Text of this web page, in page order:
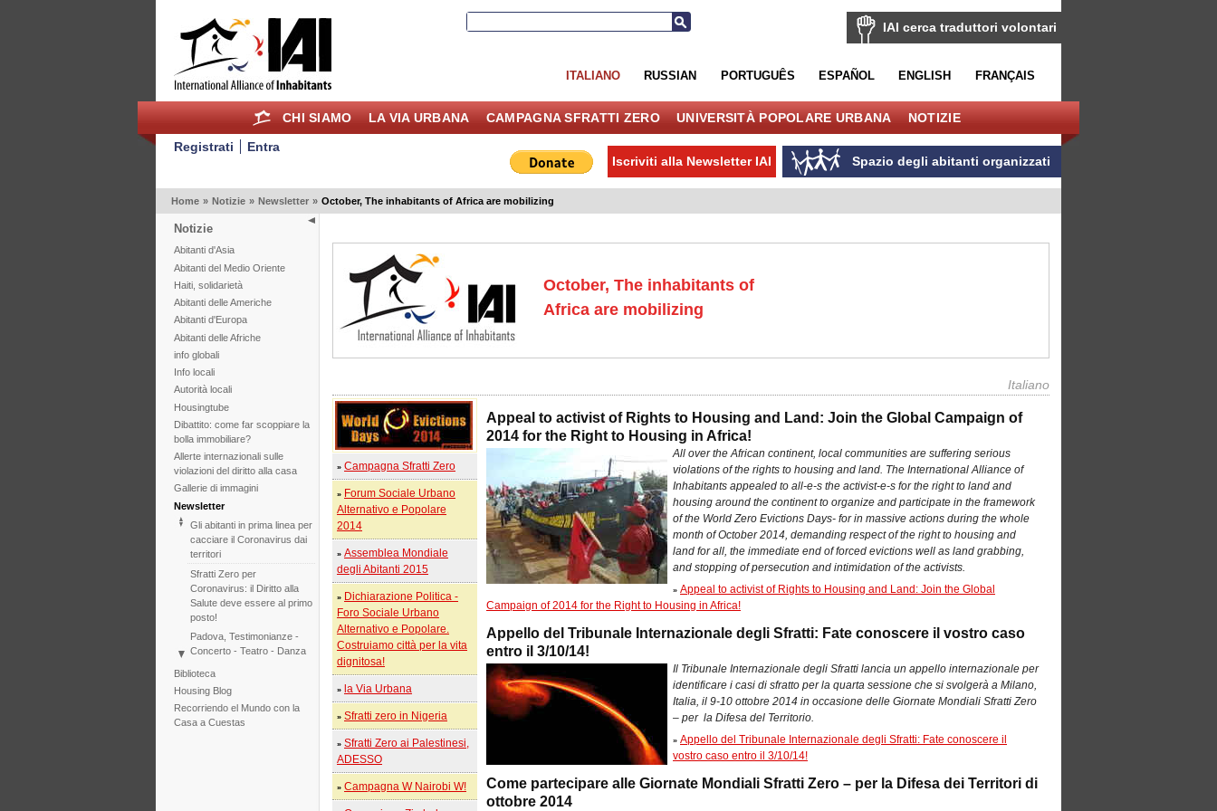
IAI cerca traduttori volontari
ITALIANO RUSSIAN PORTUGUÊS ESPAÑOL ENGLISH FRANÇAIS
CHI SIAMO LA VIA URBANA CAMPAGNA SFRATTI ZERO UNIVERSITÀ POPOLARE URBANA NOTIZIE
Registrati
Entra
Spazio degli abitanti organizzati
Iscriviti alla Newsletter IAI
Home » Notizie » Newsletter » October, The inhabitants of Africa are mobilizing
Notizie
Abitanti d'Asia
Abitanti del Medio Oriente
Haiti, solidarietà
Abitanti delle Americhe
Abitanti d'Europa
Abitanti delle Afriche
info globali
Info locali
Autorità locali
Housingtube
Dibattito: come far scoppiare la
bolla immobiliare?
Allerte internazionali sulle
violazioni del diritto alla casa
Gallerie di immagini
Newsletter
Gli abitanti in prima linea per
cacciare il Coronavirus dai
territori
Sfratti Zero per
Coronavirus: il Diritto alla
Salute deve essere al primo
posto!
Padova, Testimonianze -
Concerto - Teatro - Danza
del diritto alla casa
COP25 il Tribunale
Internazionale degli Sfratti
Biblioteca
Housing Blog
Recorriendo el Mundo con la
Casa a Cuestas
October, The inhabitants of
Africa are mobilizing
Italiano
»Campagna Sfratti Zero
» Forum Sociale Urbano
Alternativo e Popolare
2014
»Assemblea Mondiale
degli Abitanti 2015
» Dichiarazione Politica -
Foro Sociale Urbano
Alternativo e Popolare.
Costruiamo città per la vita
dignitosa!
» la Via Urbana
»Sfratti zero in Nigeria
»Sfratti Zero ai Palestinesi,
ADESSO
»Campagna W Nairobi W!
Appeal to activist of Rights to Housing and Land: Join the Global Campaign of
2014 for the Right to Housing in Africa!
All over the African continent, local communities are suffering serious
violations of the rights to housing and land. The International Alliance of
Inhabitants appealed to all-e-s the activist-e-s for the right to land and
housing around the continent to organize and participate in the framework
of the World Zero Evictions Days- for in massive actions during the whole
month of October 2014, demanding respect of the right to housing and
land for all, the immediate end of forced evictions well as land grabbing,
and stopping of persecution and intimidation of the activists.
»Appeal to activist of Rights to Housing and Land: Join the Global
Campaign of 2014 for the Right to Housing in Africa!
Appello del Tribunale Internazionale degli Sfratti: Fate conoscere il vostro caso
entro il 3/10/14!
Il Tribunale Internazionale degli Sfratti lancia un appello internazionale per
identificare i casi di sfratto per la quarta sessione che si svolgerà a Milano,
Italia, il 9-10 ottobre 2014 in occasione delle Giornate Mondiali Sfratti Zero
– per la Difesa del Territorio.
»Appello del Tribunale Internazionale degli Sfratti: Fate conoscere il
vostro caso entro il 3/10/14!
Come partecipare alle Giornate Mondiali Sfratti Zero – per la Difesa dei Territori di
ottobre 2014